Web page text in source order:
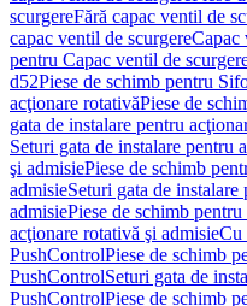
scurgereFără capac ventil de
capac ventil de scurgereCapac
pentru Capac ventil de
d52Piese de schimb pentru
acţionare rotativăPiese de
gata de instalare pentru
Seturi gata de instalare pentru
şi admisiePiese de schimb
admisieSeturi gata de
admisiePiese de schimb
acţionare rotativă şi admisieCu
PushControlPiese de schimb
PushControlSeturi gata de
PushControlPiese de schimb